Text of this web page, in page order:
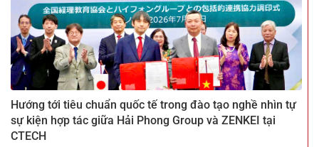
Hướng tới tiêu chuẩn quốc tế trong đào tạo nghề nhìn tự
sự kiện hợp tác giữa Hải Phong Group và ZENKEI tại
CTECH